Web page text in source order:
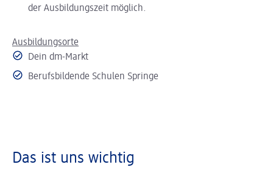
der Ausbildungszeit möglich.
Ausbildungsorte
Dein dm-Markt
Berufsbildende Schulen Springe
Das ist uns wichtig